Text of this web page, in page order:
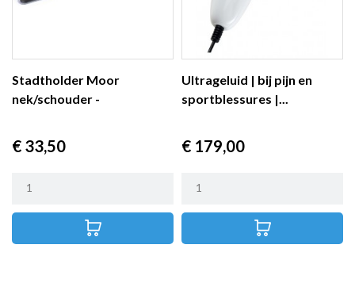
Stadtholder Moor
nek/schouder -
Prijs
€ 33,50
Ultrageluid | bij pijn en
sportblessures |...
Prijs
€ 179,00